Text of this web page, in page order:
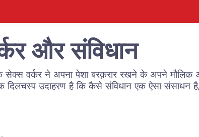
और संविधान
सेक्स वर्कर ने अपना पेशा बरक़रार रखने के अपने मौलिक
उदाहरण है कि कैसे संविधान एक ऐसा संसाधन